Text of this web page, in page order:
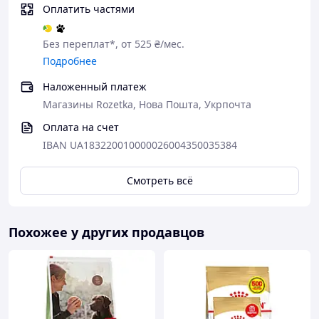
40
50
60
550
80
Оплатить частями
Без переплат*, от 525 ₴/мес.
Подробнее
Наложенный платеж
Магазины Rozetka, Нова Пошта, Укрпочта
Оплата на счет
IBAN UA183220010000026004350035384
Смотреть всё
Похожее у других продавцов